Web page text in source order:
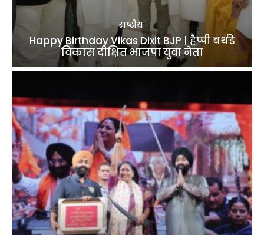
राष्ट्रीय
Happy Birthday Vikas Dixit BJP | हैप्पी बर्थडे
विकास दीक्षित भाजपा युवा नेता